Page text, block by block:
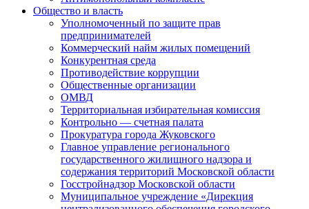
Общество и власть
Уполномоченный по защите прав
предпринимателей
Коммерческий найм жилых помещений
Конкурентная среда
Противодействие коррупции
Общественные организации
ОМВД
Территориальная избирательная комиссия
Контрольно — счетная палата
Прокуратура города Жуковского
Главное управление регионального
государственного жилищного надзора и
содержания территорий Московской области
Госстройнадзор Московской области
Муниципальное учреждение «Дирекция